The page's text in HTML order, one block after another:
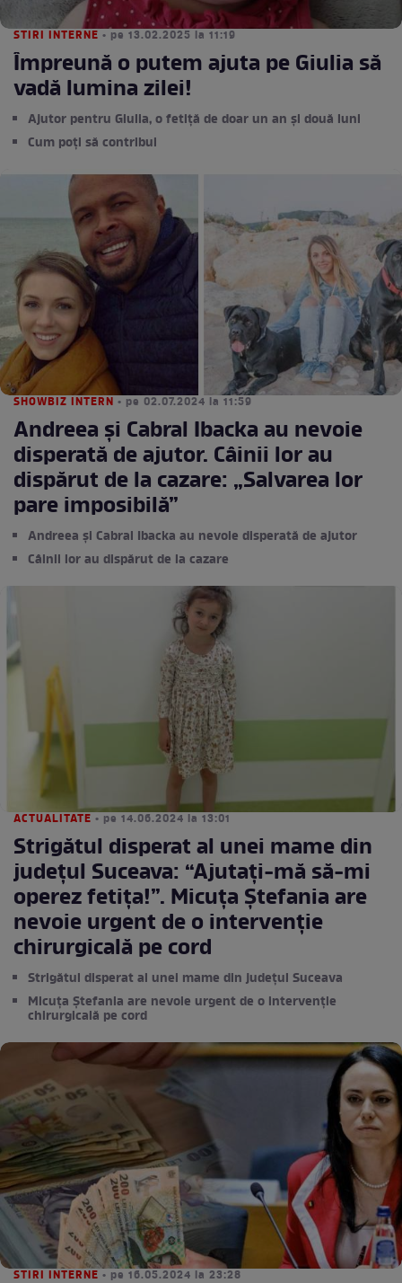
STIRI INTERNE • pe 13.02.2025 la 11:19
Împreună o putem ajuta pe Giulia să
vadă lumina zilei!
Ajutor pentru Giulia, o fetiță de doar un an și două luni
Cum poți să contribui
SHOWBIZ INTERN • pe 02.07.2024 la 11:59
Andreea și Cabral Ibacka au nevoie
disperată de ajutor. Câinii lor au
dispărut de la cazare: „Salvarea lor
pare imposibilă”
Andreea și Cabral Ibacka au nevoie disperată de ajutor
Câinii lor au dispărut de la cazare
ACTUALITATE • pe 14.06.2024 la 13:01
Strigătul disperat al unei mame din
județul Suceava: “Ajutați-mă să-mi
operez fetița!”. Micuța Ștefania are
nevoie urgent de o intervenție
chirurgicală pe cord
Strigătul disperat al unei mame din județul Suceava
Micuța Ștefania are nevoie urgent de o intervenție
chirurgicală pe cord
STIRI INTERNE • pe 16.05.2024 la 23:28